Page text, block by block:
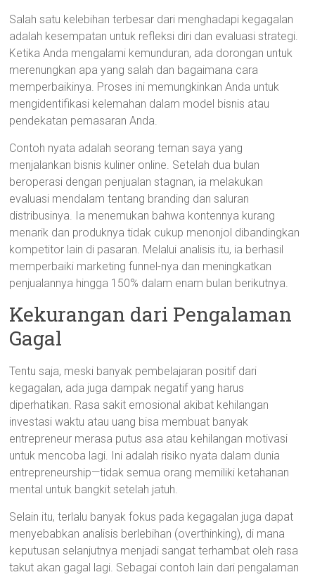
Salah satu kelebihan terbesar dari menghadapi kegagalan
adalah kesempatan untuk refleksi diri dan evaluasi strategi.
Ketika Anda mengalami kemunduran, ada dorongan untuk
merenungkan apa yang salah dan bagaimana cara
memperbaikinya. Proses ini memungkinkan Anda untuk
mengidentifikasi kelemahan dalam model bisnis atau
pendekatan pemasaran Anda.
Contoh nyata adalah seorang teman saya yang
menjalankan bisnis kuliner online. Setelah dua bulan
beroperasi dengan penjualan stagnan, ia melakukan
evaluasi mendalam tentang branding dan saluran
distribusinya. Ia menemukan bahwa kontennya kurang
menarik dan produknya tidak cukup menonjol dibandingkan
kompetitor lain di pasaran. Melalui analisis itu, ia berhasil
memperbaiki marketing funnel-nya dan meningkatkan
penjualannya hingga 150% dalam enam bulan berikutnya.
Kekurangan dari Pengalaman
Gagal
Tentu saja, meski banyak pembelajaran positif dari
kegagalan, ada juga dampak negatif yang harus
diperhatikan. Rasa sakit emosional akibat kehilangan
investasi waktu atau uang bisa membuat banyak
entrepreneur merasa putus asa atau kehilangan motivasi
untuk mencoba lagi. Ini adalah risiko nyata dalam dunia
entrepreneurship—tidak semua orang memiliki ketahanan
mental untuk bangkit setelah jatuh.
Selain itu, terlalu banyak fokus pada kegagalan juga dapat
menyebabkan analisis berlebihan (overthinking), di mana
keputusan selanjutnya menjadi sangat terhambat oleh rasa
takut akan gagal lagi. Sebagai contoh lain dari pengalaman